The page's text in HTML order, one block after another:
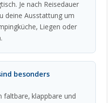
Je nach Reisedauer
deine Ausstattung um
Liegen oder
besonders
faltbare, klappbare und